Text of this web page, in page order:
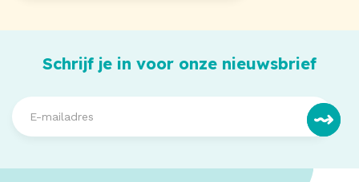
Schrijf je in voor onze nieuwsbrief